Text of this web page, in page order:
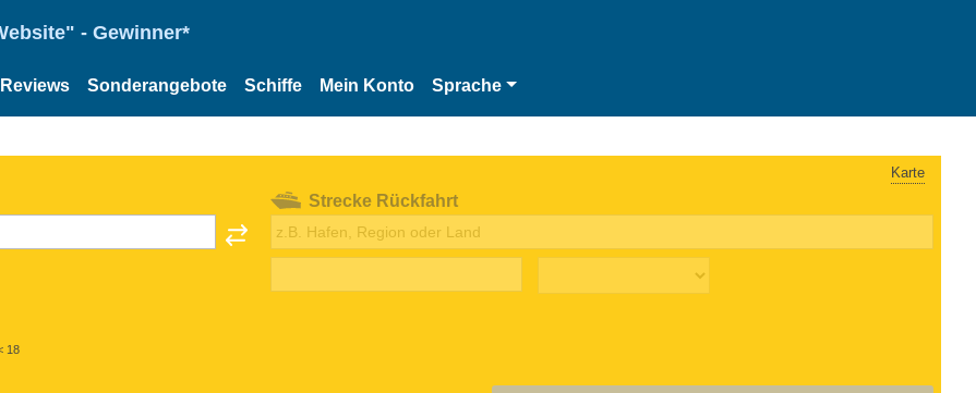
- Gewinner*
Reviews Sonderangebote Schiffe Mein Konto Sprache
Karte
18
Strecke Rückfahrt